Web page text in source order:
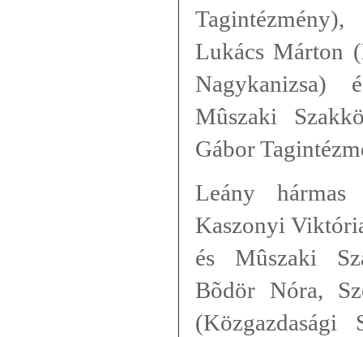
Lukács Márton
Mûszaki
Gábor
Leány
Kaszonyi
és Mûszaki
Bõdör Nóra,
(Közgazdasági